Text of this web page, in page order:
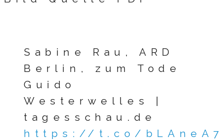
Sabine Rau, ARD
Berlin, zum Tode
Guido
Westerwelles |
tagesschau.de
https://t.co/